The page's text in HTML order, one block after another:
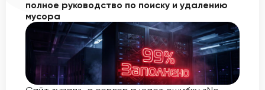
полное руководство по поиску и удалению
мусора